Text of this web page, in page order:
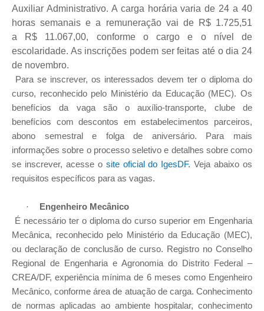
Auxiliar Administrativo. A carga horária varia de 24 a 40
horas semanais e a remuneração vai de R$ 1.725,51
a R$ 11.067,00, conforme o cargo e o nível de
escolaridade. As inscrições podem ser feitas até o dia 24
de novembro.
Para se inscrever, os interessados devem ter o diploma do
curso, reconhecido pelo Ministério da Educação (MEC). Os
benefícios da vaga são o auxílio-transporte, clube de
benefícios com descontos em estabelecimentos parceiros,
abono semestral e folga de aniversário. Para mais
informações sobre o processo seletivo e detalhes sobre como
se inscrever, acesse o site oficial do IgesDF. Veja abaixo os
requisitos específicos para as vagas.
·
Engenheiro Mecânico
É necessário ter o diploma do curso superior em Engenharia
Mecânica, reconhecido pelo Ministério da Educação (MEC),
ou declaração de conclusão de curso. Registro no Conselho
Regional de Engenharia e Agronomia do Distrito Federal –
CREA/DF, experiência mínima de 6 meses como Engenheiro
Mecânico, conforme área de atuação de carga. Conhecimento
de normas aplicadas ao ambiente hospitalar, conhecimento